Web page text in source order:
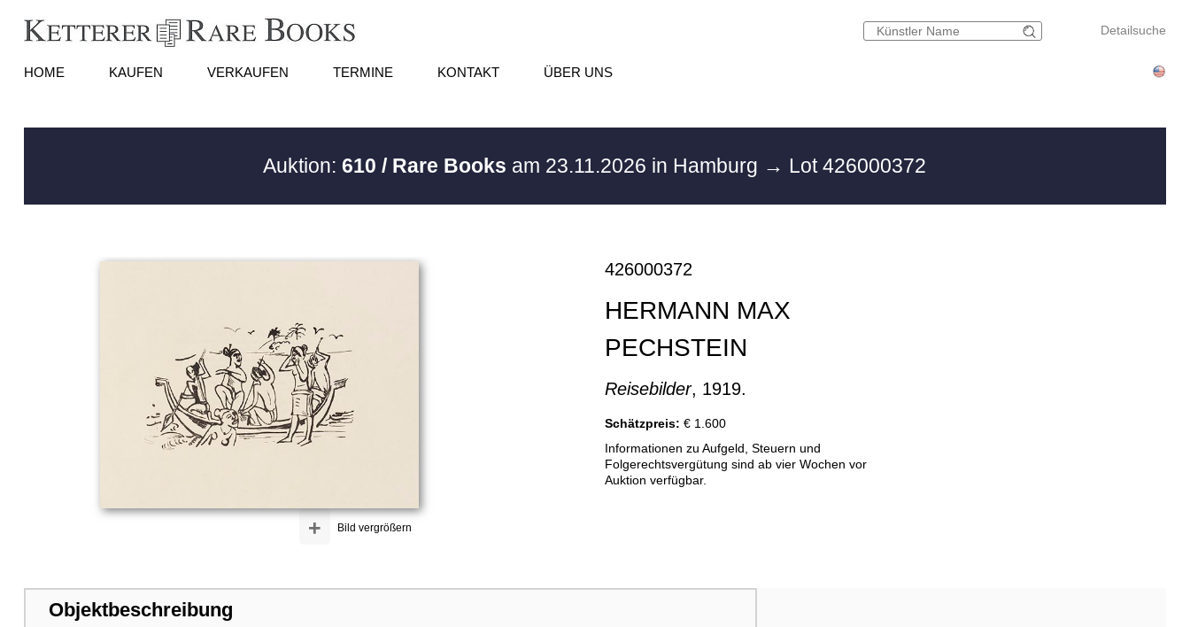
Detailsuche
HOME KAUFEN VERKAUFEN TERMINE KONTAKT ÜBER UNS
Auktion:610 / Rare Books am 23.11.2026 in Hamburg → Lot 426000372
Bild vergrößern
+
426000372
HERMANN MAX
PECHSTEIN
Reisebilder, 1919.
Schätzpreis: € 1.600
Informationen zu Aufgeld, Steuern und
Folgerechtsvergütung sind ab vier Wochen vor
Auktion verfügbar.
Objektbeschreibung